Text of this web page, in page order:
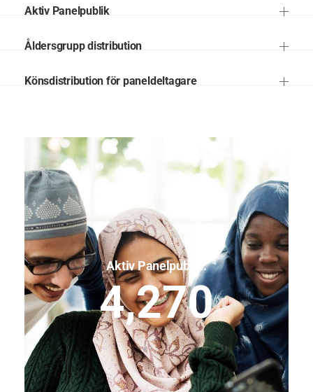
Aktiv Panelpublik
Åldersgrupp distribution
Könsdistribution för paneldeltagare
Aktiv Panelpublik:
4,270